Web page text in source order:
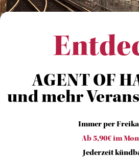
AGENT OF
und mehr
Immer per
Ab 5,90€ im
Jederzeit